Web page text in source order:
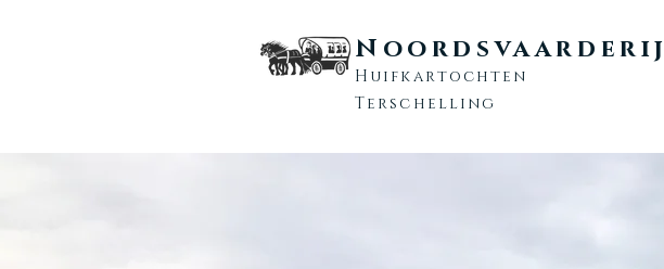
Noordsvaarderij
Huifkartochten
Terschelling